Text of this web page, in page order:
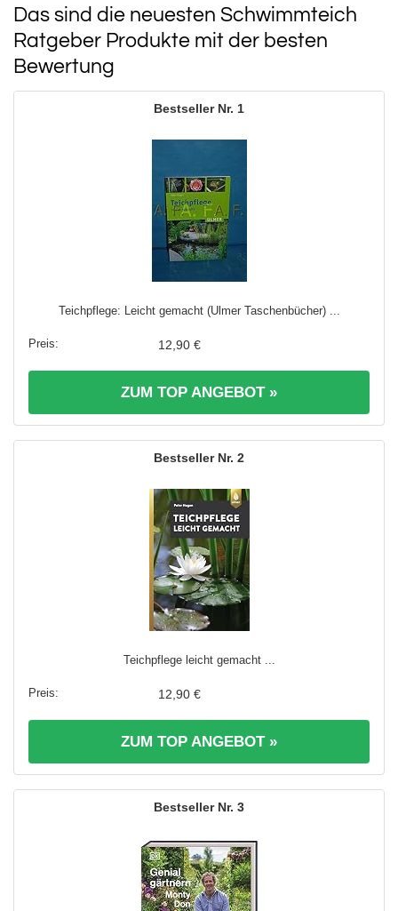
Das sind die neuesten Schwimmteich
Ratgeber Produkte mit der besten
Bewertung
1
Teichpflege: Leicht gemacht (Ulmer Taschenbücher) ...
12,90 €
ZUM TOP ANGEBOT »
2
Teichpflege leicht gemacht ...
12,90 €
ZUM TOP ANGEBOT »
3